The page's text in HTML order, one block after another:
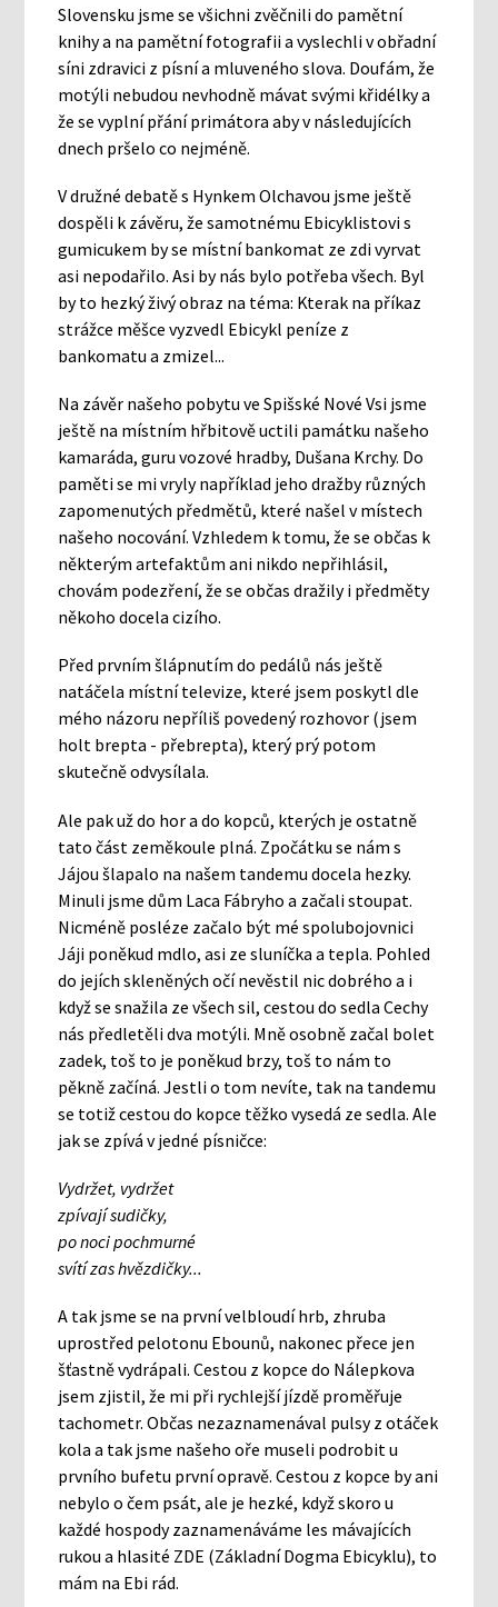
Slovensku jsme se všichni zvěčnili do pamětní
knihy a na pamětní fotografii a vyslechli v obřadní
síni zdravici z písní a mluveného slova. Doufám, že
motýli nebudou nevhodně mávat svými křidélky a
že se vyplní přání primátora aby v následujících
dnech pršelo co nejméně.
V družné debatě s Hynkem Olchavou jsme ještě
dospěli k závěru, že samotnému Ebicyklistovi s
gumicukem by se místní bankomat ze zdi vyrvat
asi nepodařilo. Asi by nás bylo potřeba všech. Byl
by to hezký živý obraz na téma: Kterak na příkaz
strážce měšce vyzvedl Ebicykl peníze z
bankomatu a zmizel...
Na závěr našeho pobytu ve Spišské Nové Vsi jsme
ještě na místním hřbitově uctili památku našeho
kamaráda, guru vozové hradby, Dušana Krchy. Do
paměti se mi vryly například jeho dražby různých
zapomenutých předmětů, které našel v místech
našeho nocování. Vzhledem k tomu, že se občas k
některým artefaktům ani nikdo nepřihlásil,
chovám podezření, že se občas dražily i předměty
někoho docela cizího.
Před prvním šlápnutím do pedálů nás ještě
natáčela místní televize, které jsem poskytl dle
mého názoru nepříliš povedený rozhovor (jsem
holt brepta - přebrepta), který prý potom
skutečně odvysílala.
Ale pak už do hor a do kopců, kterých je ostatně
tato část zeměkoule plná. Zpočátku se nám s
Jájou šlapalo na našem tandemu docela hezky.
Minuli jsme dům Laca Fábryho a začali stoupat.
Nicméně posléze začalo být mé spolubojovnici
Jáji poněkud mdlo, asi ze sluníčka a tepla. Pohled
do jejích skleněných očí nevěstil nic dobrého a i
když se snažila ze všech sil, cestou do sedla Cechy
nás předletěli dva motýli. Mně osobně začal bolet
zadek, toš to je poněkud brzy, toš to nám to
pěkně začíná. Jestli o tom nevíte, tak na tandemu
se totiž cestou do kopce těžko vysedá ze sedla. Ale
jak se zpívá v jedné písničce:
Vydržet, vydržet
zpívají sudičky,
po noci pochmurné
svítí zas hvězdičky...
A tak jsme se na první velbloudí hrb, zhruba
uprostřed pelotonu Ebounů, nakonec přece jen
šťastně vydrápali. Cestou z kopce do Nálepkova
jsem zjistil, že mi při rychlejší jízdě proměřuje
tachometr. Občas nezaznamenával pulsy z otáček
kola a tak jsme našeho oře museli podrobit u
prvního bufetu první opravě. Cestou z kopce by ani
nebylo o čem psát, ale je hezké, když skoro u
každé hospody zaznamenáváme les mávajících
rukou a hlasité ZDE (Základní Dogma Ebicyklu), to
mám na Ebi rád.